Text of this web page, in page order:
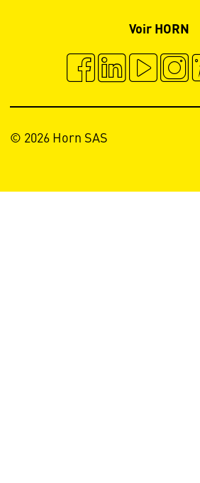
Voir HORN
© 2026 Horn SAS